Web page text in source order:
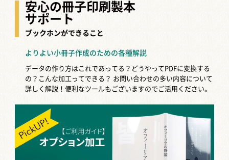
安心の冊子印刷製本
サポート
ブックホンができること
よりよい小冊子作成のための各種解説
データの作り方はこれであってる？どうやってPDFに変換する
の？こんな加工ってできる？ お問い合わせの多い内容について
詳しく解説！便利なツールもございますのでご活用ください。